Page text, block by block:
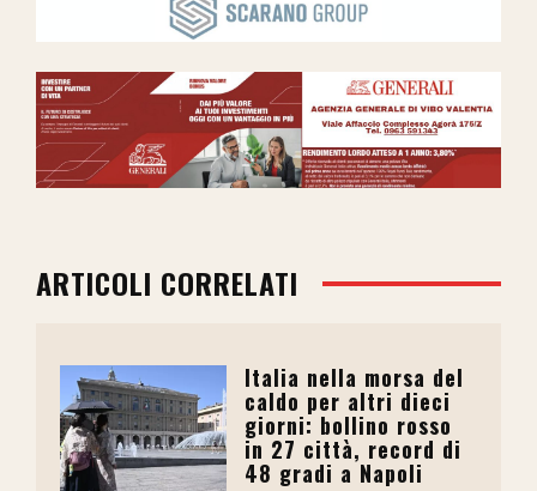
ARTICOLI CORRELATI
Italia nella morsa del
caldo per altri dieci
giorni: bollino rosso
in 27 città, record di
48 gradi a Napoli